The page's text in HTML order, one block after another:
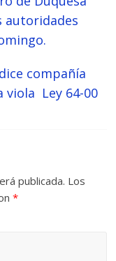
autoridades
compañía
viola Ley 64-00
publicada. Los
*